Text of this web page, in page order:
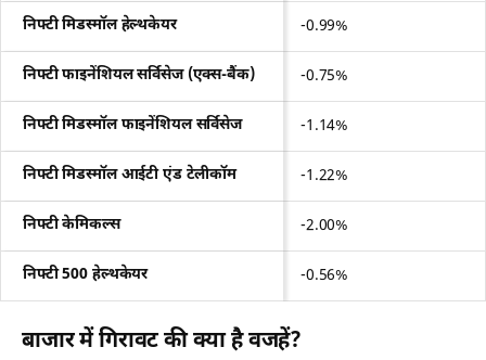
निफ्टी मिडस्मॉल हेल्थकेयर -0.99%
निफ्टी फाइनेंशियल सर्विसेज (एक्स-बैंक) -0.75%
निफ्टी मिडस्मॉल फाइनेंशियल सर्विसेज -1.14%
निफ्टी मिडस्मॉल आईटी एंड टेलीकॉम -1.22%
निफ्टी केमिकल्स -2.00%
निफ्टी 500 हेल्थकेयर -0.56%
बाजार में गिरावट की क्या है वजहें?